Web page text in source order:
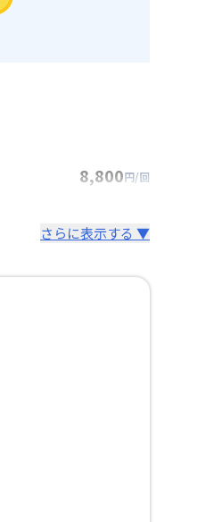
8,800円/回
さらに表示する ▼